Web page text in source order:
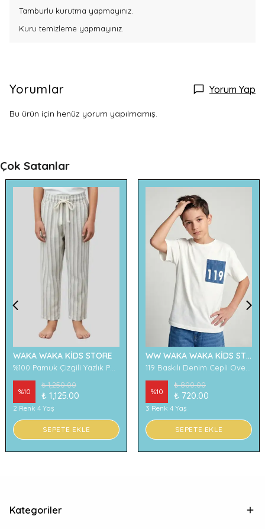
Tamburlu kurutma yapmayınız.
Kuru temizleme yapmayınız.
Yorumlar Yorum Yap
Bu ürün için henüz yorum yapılmamış.
Çok Satanlar
WAKA WAKA KİDS STORE
%10
₺ 1,250.00
₺ 1,125.00
2 Renk 4 Yaş
SEPETE EKLE
WW WAKA WAKA KİDS STORE
%10
₺ 800.00
₺ 720.00
3 Renk 4 Yaş
SEPETE EKLE
Kategoriler